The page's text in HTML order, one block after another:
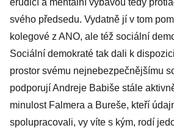
erudicí a mentální výbavou tedy
svého předsedu. Vydatně jí v tom
kolegové z ANO, ale též sociální
Sociální demokraté tak dali k
prostor svému nejnebezpečnějšímu
podporují Andreje Babiše stále
minulost Falmera a Bureše, kteří
spolupracovali, vy víte s kým, rodí